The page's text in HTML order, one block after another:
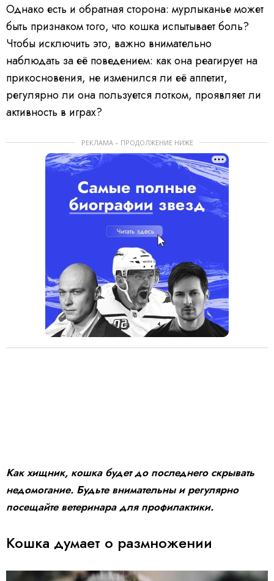
Однако есть и обратная сторона: мурлыканье может
быть признаком того, что кошка испытывает боль?
Чтобы исключить это, важно внимательно
наблюдать за её поведением: как она реагирует на
прикосновения, не изменился ли её аппетит,
регулярно ли она пользуется лотком, проявляет ли
активность в играх?
РЕКЛАМА – ПРОДОЛЖЕНИЕ НИЖЕ
Как хищник, кошка будет до последнего скрывать
недомогание. Будьте внимательны и регулярно
посещайте ветеринара для профилактики.
Кошка думает о размножении